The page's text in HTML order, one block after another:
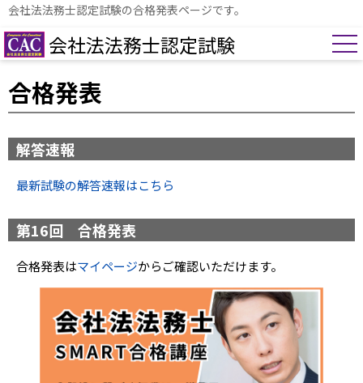
会社法法務士認定試験の合格発表ページです。
会社法法務士認定試験
合格発表
解答速報
最新試験の解答速報はこちら
第16回 合格発表
合格発表はマイページからご確認いただけます。